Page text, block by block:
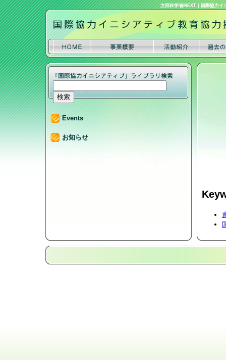
文部科学省MEXT｜国際協力イ
Events
お知らせ